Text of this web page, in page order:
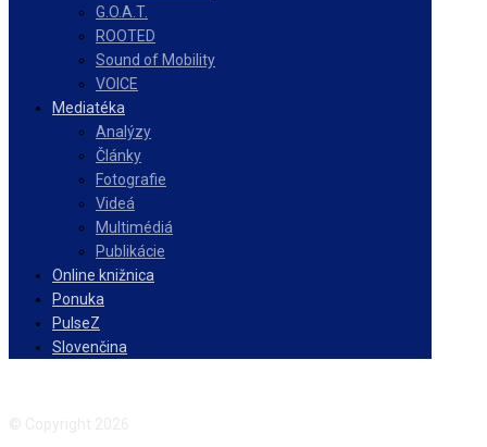
G.O.A.T.
ROOTED
Sound of Mobility
VOICE
Mediatéka
Analýzy
Články
Fotografie
Videá
Multimédiá
Publikácie
Online knižnica
Ponuka
PulseZ
Slovenčina